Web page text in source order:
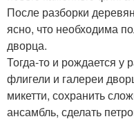
После разборки
ясно, что необходима
дворца.
Тогда-то и рождается у
флигели и галереи
микетти, сохранить
ансамбль, сделать